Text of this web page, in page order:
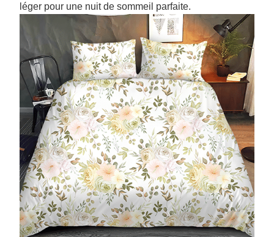
léger pour une nuit de sommeil parfaite.